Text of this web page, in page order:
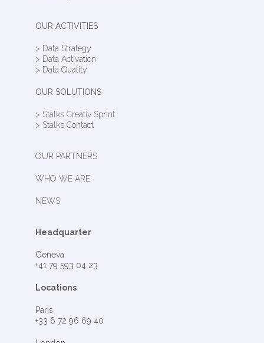
OUR ACTIVITIES
> Data Strategy
> Data Activation
> Data Quality
OUR SOLUTIONS
> Stalks Creativ Sprint
> Stalks Contact
OUR PARTNERS
WHO WE ARE
NEWS
Headquarter
Geneva
+41 79 593 04 23
Locations
Paris
+33 6 72 96 69 40